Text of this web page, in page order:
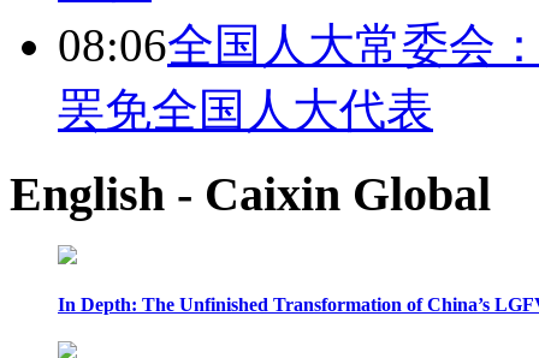
08:06全国人大常委会
罢免全国人大代表
English - Caixin Global
In Depth: The Unfinished Transformation of China’s